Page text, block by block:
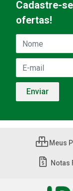
Cadastre-
ofertas!
Meus
Notas